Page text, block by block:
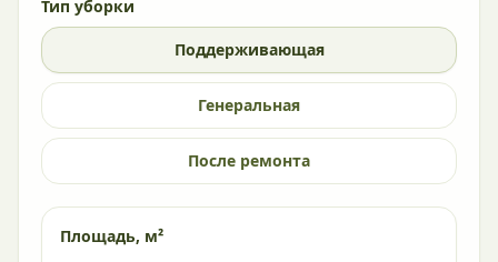
Тип уборки
Поддерживающая
Генеральная
После ремонта
Площадь, м²